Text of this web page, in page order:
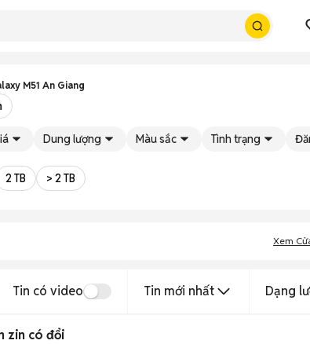
M51 An Giang
Dung lượng Màu sắc Tình trạng
2 TB > 2 TB
Xem
Tin có video Tin mới nhất Dạng
zin có đổi